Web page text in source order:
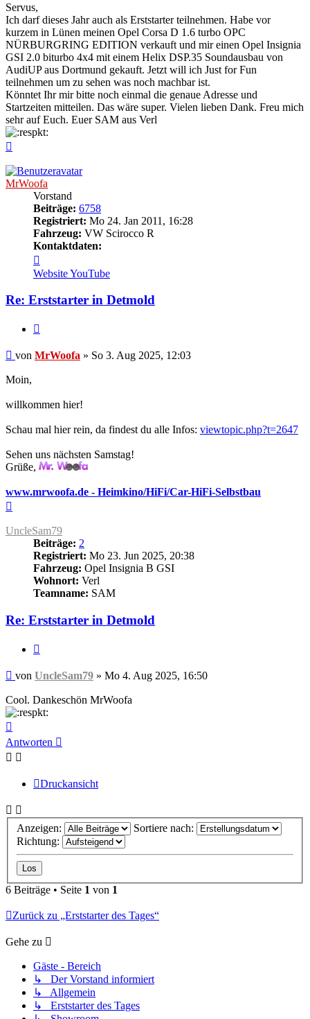
Servus,
Ich darf dieses Jahr auch als Erststarter teilnehmen. Habe vor
kurzem in Lünen meinen Opel Corsa D 1.6 turbo OPC
NÜRBURGRING EDITION verkauft und mir einen Opel Insignia
GSI 2.0 biturbo 4x4 mit einem Helix DSP.35 Soundausbau von
AudiUP aus Dortmund gekauft. Jetzt will ich Just for Fun
teilnehmen um zu sehen was noch machbar ist.
Könntet Ihr mir bitte noch einmal die genaue Adresse und
Startzeiten mitteilen. Das wäre super. Vielen lieben Dank. Freu mich
sehr auf Euch. Euer SAM aus Verl
MrWoofa
Vorstand
Beiträge: 6758
Registriert: Mo 24. Jan 2011, 16:28
Fahrzeug: VW Scirocco R
Kontaktdaten:
von
MrWoofa
WebsiteYouTube
Re: Erststarter in Detmold
Beitrag
von MrWoofa » So 3. Aug 2025, 12:03
Moin,
willkommen hier!
Schau mal hier rein, da findest du alle Infos: viewtopic.php?t=2647
Sehen uns nächsten Samstag!
Grüße,
www.mrwoofa.de - Heimkino/HiFi/Car-HiFi-Selbstbau
UncleSam79
Beiträge: 2
Registriert: Mo 23. Jun 2025, 20:38
Fahrzeug: Opel Insignia B GSI
Wohnort: Verl
Teamname: SAM
Re: Erststarter in Detmold
Beitrag
von UncleSam79 » Mo 4. Aug 2025, 16:50
Cool. Dankeschön MrWoofa
oben
Antworten
Druckansicht
Anzeigen:
Sortiere nach:
Richtung:
6 Beiträge • Seite 1 von 1
Zurück zu „Erststarter des Tages“
Gehe zu
Gäste - Bereich
↳ Der Vorstand informiert
↳ Allgemein
↳ Erststarter des Tages